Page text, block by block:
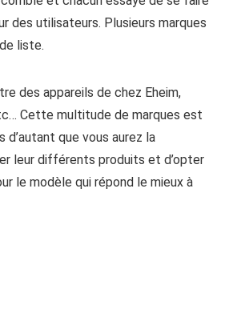
des utilisateurs. Plusieurs marques
liste.
des appareils de chez Eheim,
Cette multitude de marques est
d’autant que vous aurez la
leur différents produits et d’opter
le modèle qui répond le mieux à